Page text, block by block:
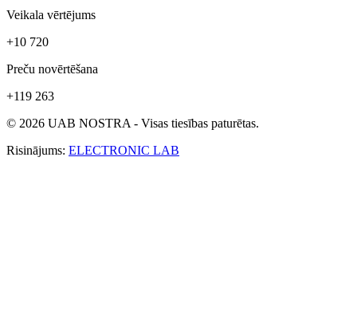
Veikala vērtējums
+10 720
Preču novērtēšana
+119 263
© 2026 UAB NOSTRA - Visas tiesības paturētas.
Risinājums: ELECTRONIC LAB